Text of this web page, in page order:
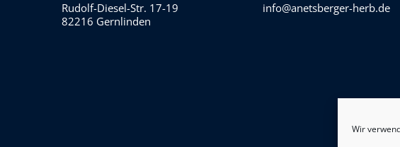
Wir
Rudolf-Diesel-Str. 17-19
82216 Gernlinden
info@anetsberger-herb.de